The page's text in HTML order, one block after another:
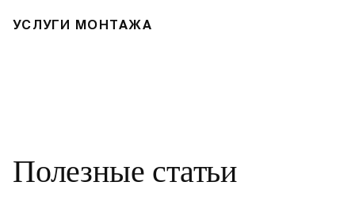
УСЛУГИ МОНТАЖА
Полезные статьи